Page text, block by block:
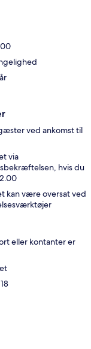
ved ankomst til
via
hvis du
kan være oversat ved
eller kontanter er